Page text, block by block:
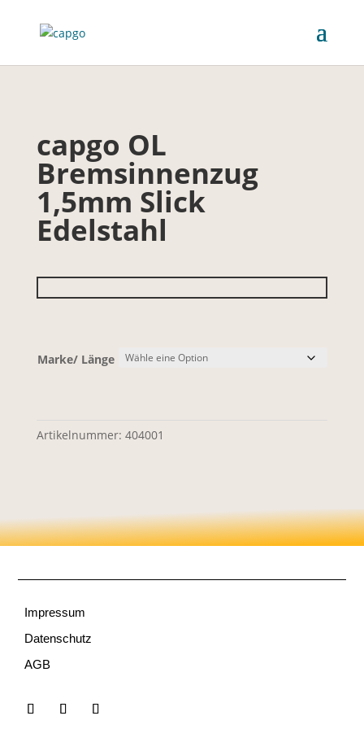
capgo OL
Bremsinnenzug
1,5mm Slick
Edelstahl
Marke/ Länge
Artikelnummer: 404001
Impressum
Datenschutz
AGB